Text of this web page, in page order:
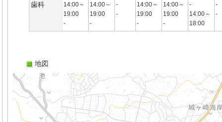
歯科
14:00～
19:00
-
14:00～
19:00
-
-
-
14:00～
19:00
-
14:00～
19:00
-
-
14:00～
18:00
-
-
地図